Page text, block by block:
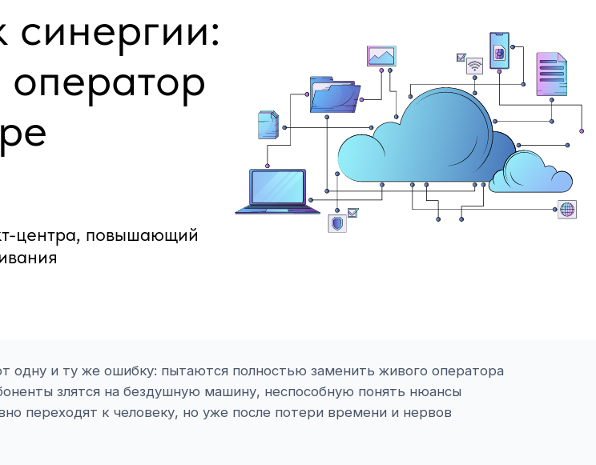
центра, повышающий
одну и ту же ошибку: пытаются полностью заменить живого оператора
злятся на бездушную машину, неспособную понять нюансы
переходят к человеку, но уже после потери времени и нервов